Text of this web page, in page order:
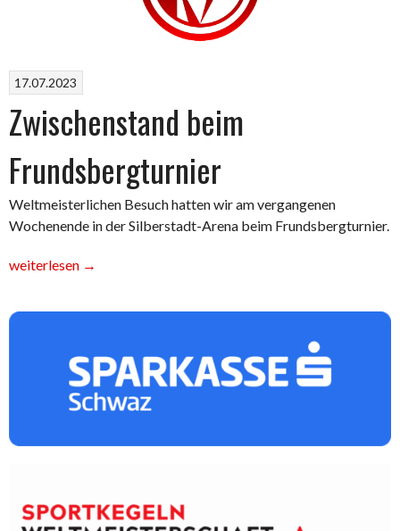
17.07.2023
Zwischenstand beim
Frundsbergturnier
Weltmeisterlichen Besuch hatten wir am vergangenen
Wochenende in der Silberstadt-Arena beim Frundsbergturnier.
„Zwischenstand
weiterlesen →